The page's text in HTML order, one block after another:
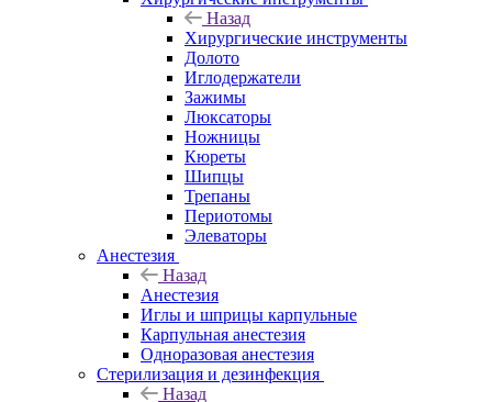
Назад
Хирургические инструменты
Долото
Иглодержатели
Зажимы
Люксаторы
Ножницы
Кюреты
Шипцы
Трепаны
Периотомы
Элеваторы
Анестезия
Назад
Анестезия
Иглы и шприцы карпульные
Карпульная анестезия
Одноразовая анестезия
Стерилизация и дезинфекция
Назад